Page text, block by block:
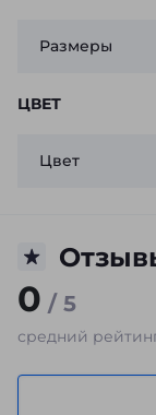
Размеры
ЦВЕТ
Цвет
0 / 5
средний